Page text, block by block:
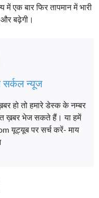
एक बार फिर तापमान में भारी
बढ़ेगी।
न्यूज
हो तो हमारे डेस्क के नम्बर
ख़बर भेज सकते हैं। या हमें
यूट्यूब पर सर्च करें- माय